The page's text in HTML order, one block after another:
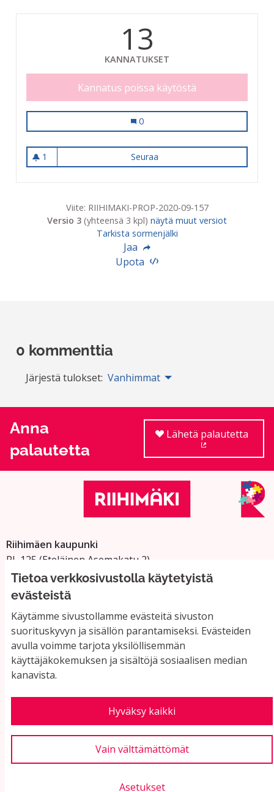
Tietoa verkkosivustolla käytetyistä
evästeistä
Käytämme sivustollamme evästeitä sivuston
suorituskyvyn ja sisällön parantamiseksi. Evästeiden
avulla voimme tarjota yksilöllisemmän
käyttäjäkokemuksen ja sisältöjä sosiaalisen median
kanavista.
Hyväksy kaikki
Vain välttämättömät
Asetukset
13
KANNATUKSET
Kannatus poissa käytöstä
Muraali näkyvälle paikalle
0
1
1 seuraaja
Seuraa
Viite: RIIHIMAKI-PROP-2020-09-157
Versio 3 (yhteensä 3 kpl) näytä muut versiot
Tarkista sormenjälki
Jaa
Upota
0 kommenttia
Järjestä tulokset: Vanhimmat
Anna
palautetta
Lähetä palautetta
Riihimäen kaupunki
PL 125 (Eteläinen Asemakatu 2)
11101 Riihimäki
Vaihde: 019 758 4000
Sähköpostiosoitteet:
etunimi.sukunimi@riihimaki.fi
Yhteystiedot ja usein kysyttyä
Käyttöehdot
Evästeasetukset